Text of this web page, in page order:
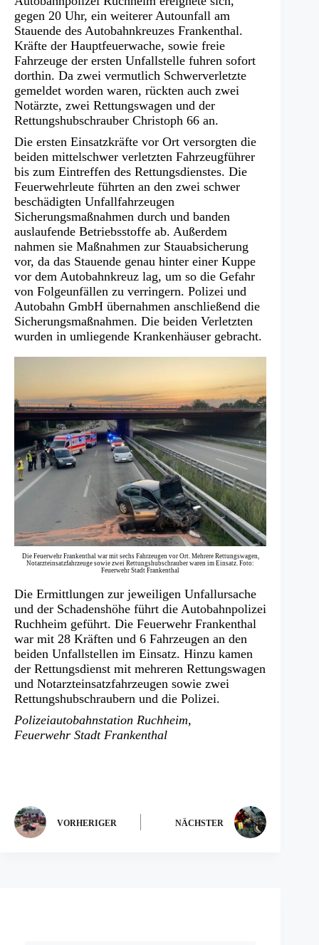
gegen 20 Uhr, ein weiterer Autounfall am
Stauende des Autobahnkreuzes Frankenthal.
Kräfte der Hauptfeuerwache, sowie freie
Fahrzeuge der ersten Unfallstelle fuhren sofort
dorthin. Da zwei vermutlich Schwerverletzte
gemeldet worden waren, rückten auch zwei
Notärzte, zwei Rettungswagen und der
Rettungshubschrauber Christoph 66 an.
Die ersten Einsatzkräfte vor Ort versorgten die
beiden mittelschwer verletzten Fahrzeugführer
bis zum Eintreffen des Rettungsdienstes. Die
Feuerwehrleute führten an den zwei schwer
beschädigten Unfallfahrzeugen
Sicherungsmaßnahmen durch und banden
auslaufende Betriebsstoffe ab. Außerdem
nahmen sie Maßnahmen zur Stauabsicherung
vor, da das Stauende genau hinter einer Kuppe
vor dem Autobahnkreuz lag, um so die Gefahr
von Folgeunfällen zu verringern. Polizei und
Autobahn GmbH übernahmen anschließend die
Sicherungsmaßnahmen. Die beiden Verletzten
wurden in umliegende Krankenhäuser gebracht.
Die Feuerwehr Frankenthal war mit sechs Fahrzeugen vor Ort. Mehrere Rettungswagen,
Notarzteinsatzfahrzeuge sowie zwei Rettungshubschrauber waren im Einsatz. Foto:
Feuerwehr Stadt Frankenthal
Die Ermittlungen zur jeweiligen Unfallursache
und der Schadenshöhe führt die Autobahnpolizei
Ruchheim geführt. Die Feuerwehr Frankenthal
war mit 28 Kräften und 6 Fahrzeugen an den
beiden Unfallstellen im Einsatz. Hinzu kamen
der Rettungsdienst mit mehreren Rettungswagen
und Notarzteinsatzfahrzeugen sowie zwei
Rettungshubschraubern und die Polizei.
Polizeiautobahnstation Ruchheim,
Feuerwehr Stadt Frankenthal
VORHERIGER NÄCHSTER